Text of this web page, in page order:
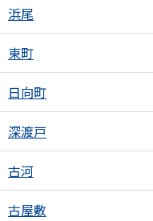
浜尾
東町
日向町
深渡戸
古河
古屋敷